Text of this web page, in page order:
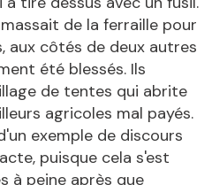
de la ferraille pour
aux côtés de deux autres
été blessés. Ils
de tentes qui abrite
agricoles mal payés.
exemple de discours
puisque cela s'est
à peine après que